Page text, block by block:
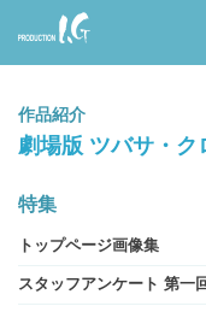
Prod
uctio
n I.G
作品紹介
劇場版 ツバサ・
特集
トップページ画像集
スタッフアンケート 第一